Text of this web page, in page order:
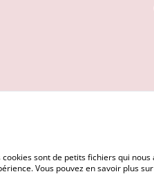
sont de petits fichiers qui
Vous pouvez en savoir plus